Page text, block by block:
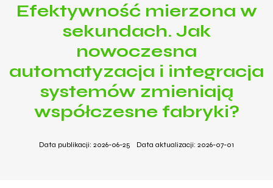
automatyzacja
i integracja
systemów
zmieniają
fabryki?
Efektywność mierzona w
sekundach. Jak
nowoczesna
automatyzacja i integracja
systemów zmieniają
współczesne fabryki?
Data publikacji: 2026-06-25 Data aktualizacji: 2026-07-01